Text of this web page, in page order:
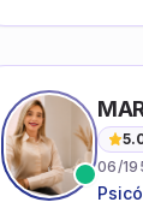
06/